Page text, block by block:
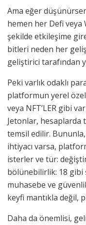
Ama eğer
hemen her Defi
şekilde etkileşime
bitleri neden her
geliştirici tarafından
Peki varlık odaklı
platformun yerel
veya NFT’LER gibi
Jetonlar,
temsil edilir.
ihtiyacı varsa,
isterler ve tür:
bölünebilirlik: 18
muhasebe ve
keyfi mantıkla değil,
Daha da önemlisi,